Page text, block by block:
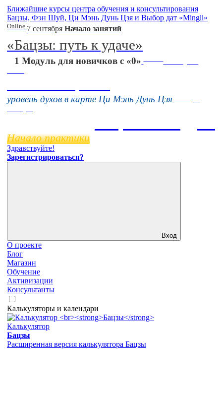
Ближайшие курсы центра обучения и консультирования
Бацзы, Фэн Шуй, Ци Мэнь Дунь Цзя и Выбор дат «Mingli»
Online 7 сентября Начало занятий
«Бацзы: путь к удаче»
1 Модуль для новичков с «0»
16 августа
уровень духов в карте Ци Мэнь Дунь Цзя
Начало практики
Здравствуйте!
Зарегистрироваться?
Вход
О проекте
Блог
Магазин
Обучение
Активизации
Консультанты
Калькуляторы и календари
Калькулятор
Бацзы
Расширенная версия калькулятора Бацзы